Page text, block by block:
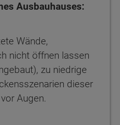
Ausbauhauses:
Wände,
nicht öffnen lassen
zu niedrige
dieser
Augen.